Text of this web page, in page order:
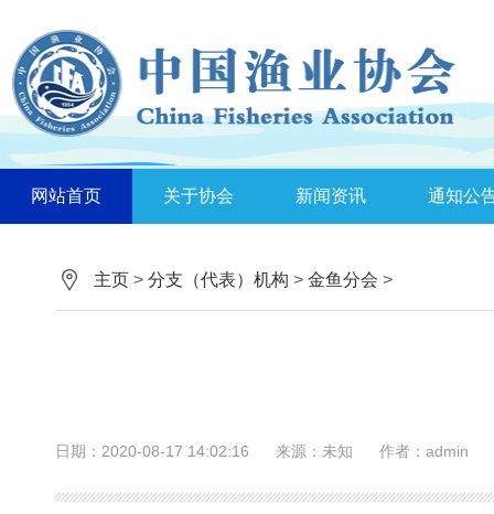
网站首页 关于协会 新闻资讯 通知公
主页 > 分支（代表）机构 > 金鱼分会 >
日期：2020-08-17 14:02:16 来源：未知 作者：admin